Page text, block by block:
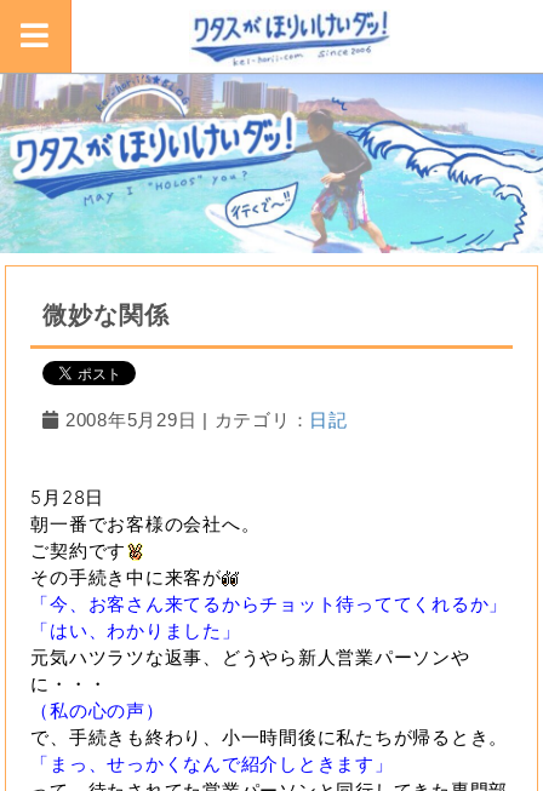
微妙な関係
2008年5月29日 | カテゴリ： 日記
5月28日
朝一番でお客様の会社へ。
ご契約です
その手続き中に来客が
「今、お客さん来てるからチョット待っててくれるか」
「はい、わかりました」
元気ハツラツな返事、どうやら新人営業パーソンや
に・・・
（私の心の声）
で、手続きも終わり、小一時間後に私たちが帰るとき。
「まっ、せっかくなんで紹介しときます」